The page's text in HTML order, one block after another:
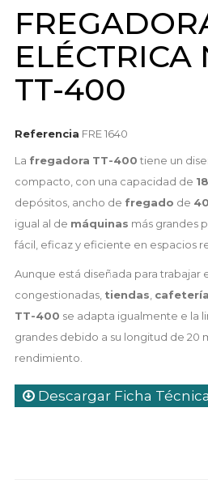
ELÉCTRICA
TT-400
Referencia FRE 1640
La fregadora TT-400 tiene un
compacto, con una capacidad de
depósitos, ancho de fregado de
igual al de máquinas más grandes
fácil, eficaz y eficiente en espacios
Aunque está diseñada para trabajar
congestionadas, tiendas
TT-400 se adapta igualmente e la
grandes debido a su longitud de 20
rendimiento.
Descargar Ficha Técnica